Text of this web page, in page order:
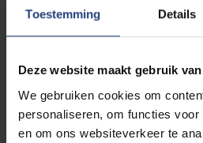
Toestemming Details
Deze website maakt gebruik
We gebruiken cookies om
personaliseren, om functies
en om ons websiteverkeer te